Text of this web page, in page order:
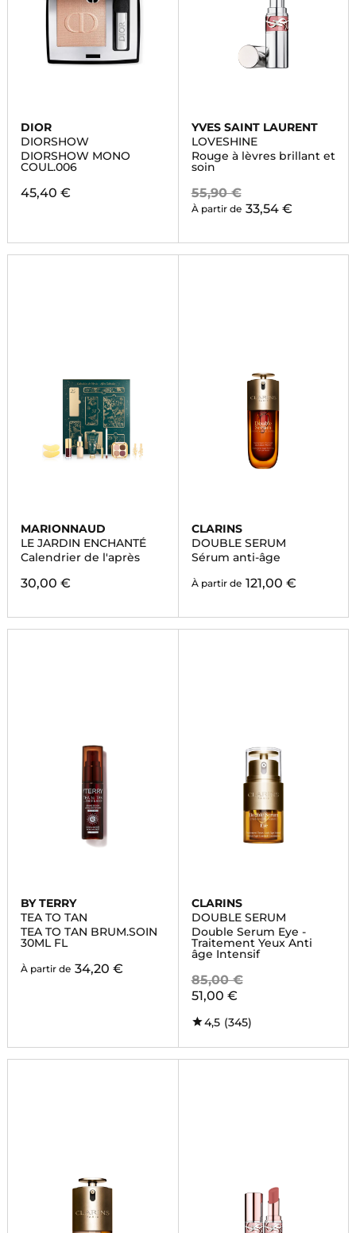
DIOR
DIORSHOW
DIORSHOW MONO
COUL.006
45,40 €
YVES SAINT LAURENT
LOVESHINE
Rouge à lèvres brillant et
soin
55,90 €
À partir de 33,54 €
MARIONNAUD
LE JARDIN ENCHANTÉ
Calendrier de l'après
30,00 €
CLARINS
DOUBLE SERUM
Sérum anti-âge
À partir de 121,00 €
BY TERRY
TEA TO TAN
TEA TO TAN BRUM.SOIN
30ML FL
À partir de 34,20 €
CLARINS
DOUBLE SERUM
Double Serum Eye -
Traitement Yeux Anti
âge Intensif
85,00 €
51,00 €
4,5 (345)